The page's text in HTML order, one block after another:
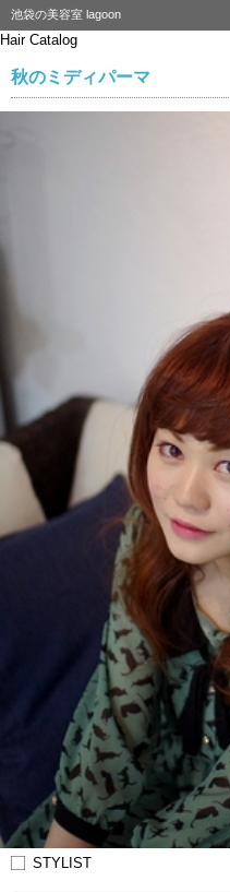
池袋の美容室 lagoon
Hair Catalog
秋のミディパーマ
STYLIST